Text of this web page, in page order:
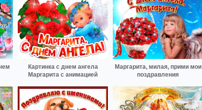
Картинка с днем ангела
Маргарита с анимацией
Маргарита, милая, прими мои
поздравления